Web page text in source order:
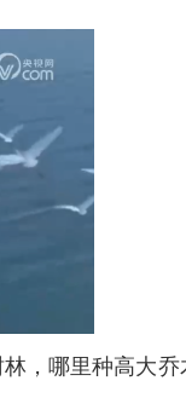
，哪里种高大乔